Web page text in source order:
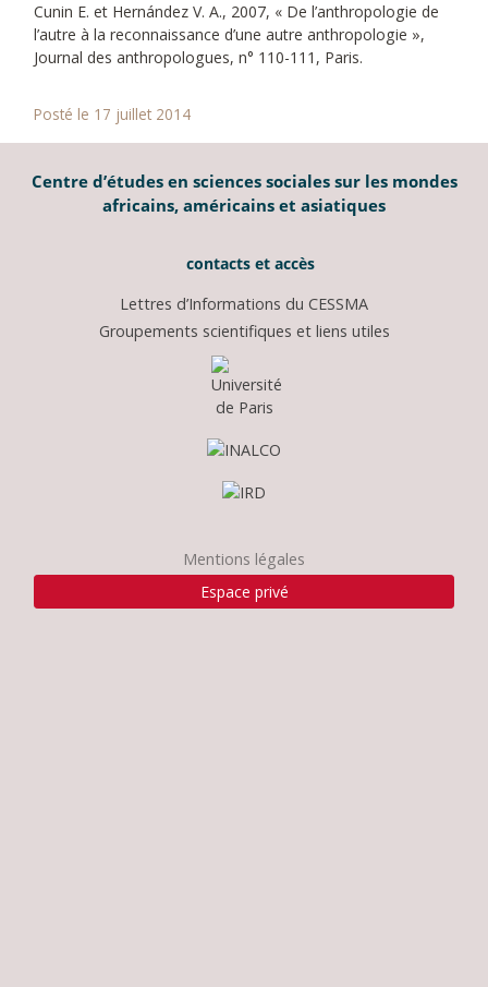
Cunin E. et Hernández V. A., 2007, « De l’anthropologie de
l’autre à la reconnaissance d’une autre anthropologie »,
Journal des anthropologues, n° 110-111, Paris.
Posté le 17 juillet 2014
Centre d’études en sciences sociales sur les mondes
africains, américains et asiatiques
contacts et accès
Lettres d’Informations du CESSMA
Groupements scientifiques et liens utiles
Mentions légales
Espace privé